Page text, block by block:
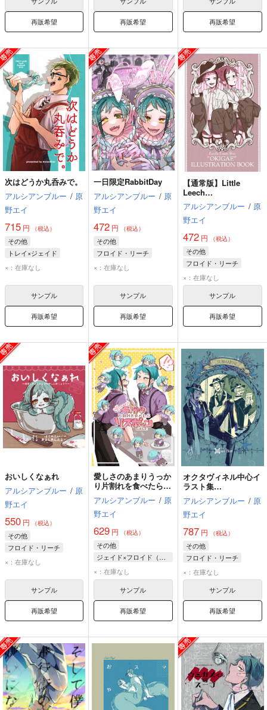
再販希望 再販希望 再販希望
次はどうか丸呑みで。
アルシアンブルー / 原
野エイ
715 円 （税込）
その他
トレイ×ジェイド
トレイ・クローバー
×：在庫なし
サンプル
再販希望
一日限定RabbitDay
アルシアンブルー / 原
野エイ
472 円 （税込）
その他
フロイド・リーチ
ジェイド・リーチ
×：在庫なし
サンプル
再販希望
【通常版】Little
Leech
Bro“OKIGAE”ILLUST
RATION BOOK
アルシアンブルー / 原
野エイ
472円 （税込）
その他
フロイド・リーチ
ジェイド・リーチ
×：在庫なし
サンプル
再販希望
おいしくなぁれ
アルシアンブルー / 原
野エイ
550 円 （税込）
その他
フロイド・リーチ
ジェイド・リーチ
×：在庫なし
サンプル
再販希望
愛しさのあまりうっか
り片割れを食べたらリ
スポーンしました
アルシアンブルー / 原
野エイ
629 円 （税込）
その他
ジェイド×フロイド（リバ）
ジェイド・リーチ
フロイド・リーチ
×：在庫なし
サンプル
再販希望
オクタヴィネル中心イ
ラスト集
「SUBMARINE」
アルシアンブルー / 原
野エイ
787円 （税込）
その他
フロイド・リーチ
ジェイド・リーチ
アズール・アーシェングロット
×：在庫なし
サンプル
再販希望